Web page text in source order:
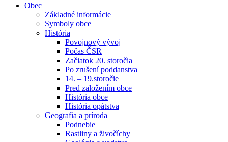
Obec
Základné informácie
Symboly obce
História
Povojnový vývoj
Počas ČSR
Začiatok 20. storočia
Po zrušení poddanstva
14. – 19.storočie
Pred založením obce
História obce
História opátstva
Geografia a príroda
Podnebie
Rastliny a živočíchy